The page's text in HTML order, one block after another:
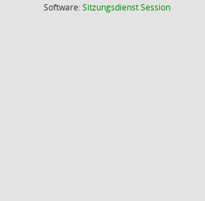
Software:SitzungsdienstSession(Wird in